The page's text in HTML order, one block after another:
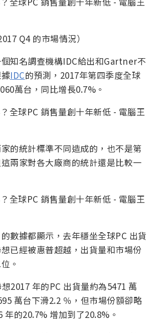
Q4 的市場情況）
知名調查機構IDC給出和Gartner不
IDC的預測，2017年第四季度全球
萬台，同比增長0.7%。
的統計標準不同造成的，也不是第
兩家對各大廠商的統計還是比較一
數據都顯示，去年穩坐全球PC 出貨
已經被惠普超越，出貨量和市場份
。
2017 年的PC 出貨量約為5471 萬
萬台下滑2.2 ％，但市場份額卻略
年的20.7% 增加到了20.8%。